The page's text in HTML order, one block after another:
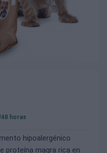
horas
hipoalergénico
proteína magra rica en